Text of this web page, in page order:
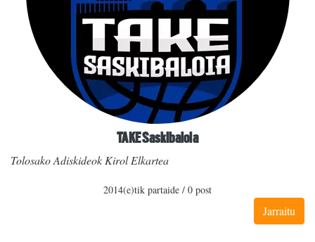
TAKE Saskibaloia
Tolosako Adiskideok Kirol Elkartea
2014(e)tik partaide / 0 post
Jarraitu